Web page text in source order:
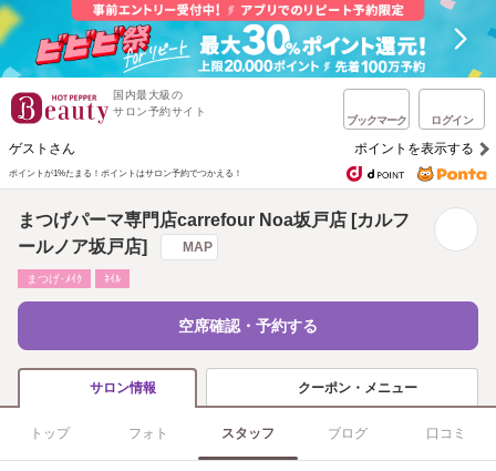
国内最大級の
サロン予約サイト
ブックマーク ログイン
ゲストさん ポイントを表示する
ポイントが1%たまる！ ポイントはサロン予約でつかえる！
まつげパーマ専門店carrefour Noa坂戸店 [カルフ
ールノア坂戸店]
MAP
まつげ･ﾒｲｸ ﾈｲﾙ
空席確認・予約する
サロン情報 クーポン・メニュー
トップ フォト スタッフ ブログ 口コミ